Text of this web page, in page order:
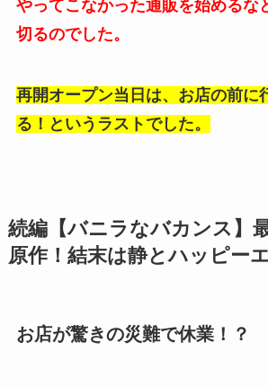
やってこなかった通販を始めるな
切るのでした。
再開オープン当日は、お店の前に
る！というラストでした。
続編【バニラなバカンス】
原作！結末は静とハッピー
お店が驚きの災難で休業！？